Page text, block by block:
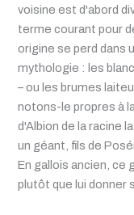
voisine est d'abord
terme courant pour
origine se perd dans
mythologie : les
– ou les brumes
notons-le propres à
d'Albion de la racine
un géant, fils de
En gallois ancien, ce
plutôt que lui donner